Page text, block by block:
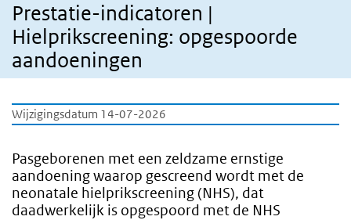
Prestatie-indicatoren |
Hielprikscreening: opgespoorde
aandoeningen
Wijzigingsdatum 14-07-2026
Pasgeborenen met een zeldzame ernstige
aandoening waarop gescreend wordt met de
neonatale hielprikscreening (NHS), dat
daadwerkelijk is opgespoord met de NHS